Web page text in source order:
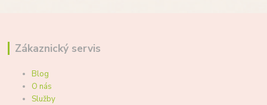
Zákaznický servis
Blog
O nás
Služby